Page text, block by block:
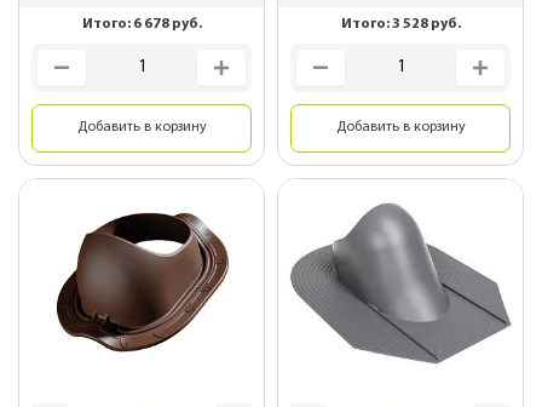
Итого: 6 678руб.
Добавить в корзину
Итого:3 528руб.
Добавить в корзину